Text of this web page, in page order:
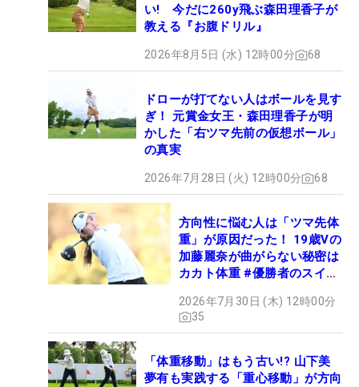
い! 今だに260y飛ぶ森田理香子が
教える『お腹ドリル』
2026年8月5日 (水) 12時00分 68
ドローが打てない人はボールを見す
ぎ！ 元賞金女王・森田理香子が明
かした「右ツマ先前の仮想ボール」
の真実
2026年7月28日 (火) 12時00分 68
方向性に悩む人は「ツマ先体
重」が原因だった！ 19歳Vの
加藤麗奈が曲がらない秘密は
カカト体重 #優勝者のスイン
2026年7月30日 (木) 12時00分
35
「体重移動」はもう古い!? 山下美
夢有も実践する「重心移動」が方向